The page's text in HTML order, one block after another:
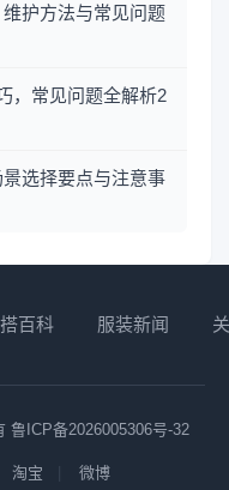
护方法与常见问题
，常见问题全解析2
选择要点与注意事
百科 服装新闻
鲁ICP备2026005306号-32
淘宝 微博